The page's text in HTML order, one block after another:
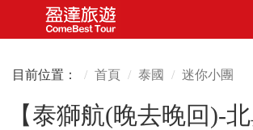
目前位置： 首頁 泰國 迷你小團
【泰獅航(晚去晚回)-